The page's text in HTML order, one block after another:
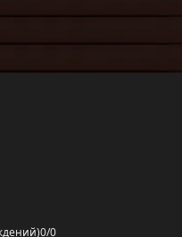
0/0